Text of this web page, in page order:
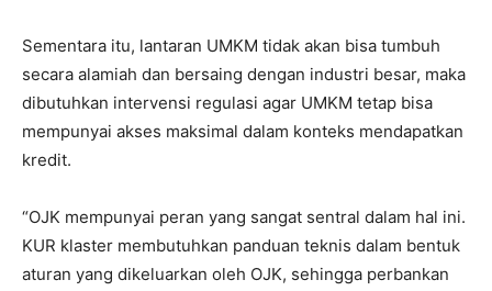
Sementara itu, lantaran UMKM tidak akan bisa tumbuh
secara alamiah dan bersaing dengan industri besar, maka
dibutuhkan intervensi regulasi agar UMKM tetap bisa
mempunyai akses maksimal dalam konteks mendapatkan
kredit.
“OJK mempunyai peran yang sangat sentral dalam hal ini.
KUR klaster membutuhkan panduan teknis dalam bentuk
aturan yang dikeluarkan oleh OJK, sehingga perbankan